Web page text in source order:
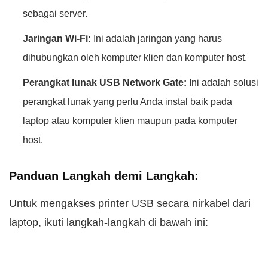
sebagai server.
Jaringan Wi-Fi: Ini adalah jaringan yang harus
dihubungkan oleh komputer klien dan komputer host.
Perangkat lunak USB Network Gate: Ini adalah solusi
perangkat lunak yang perlu Anda instal baik pada
laptop atau komputer klien maupun pada komputer
host.
Panduan Langkah demi Langkah:
Untuk mengakses printer USB secara nirkabel dari
laptop, ikuti langkah-langkah di bawah ini: